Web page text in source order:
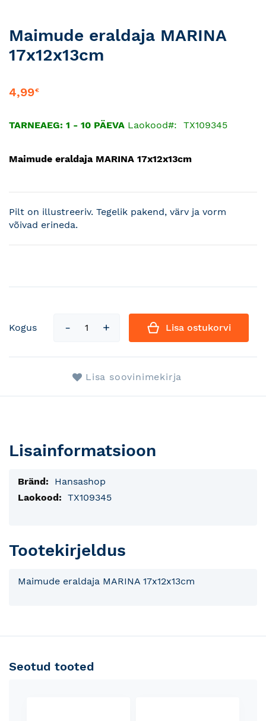
Skip
to
the
the
gallery
Maimude eraldaja MARINA
17x12x13cm
4,99€
TARNEAEG: 1 - 10 PÄEVA Laokood TX109345
Maimude eraldaja MARINA 17x12x13cm
Pilt on illustreeriv. Tegelik pakend, värv ja vorm
võivad erineda.
Kogus Lisa ostukorvi
Lisa soovinimekirja
Lisainformatsioon
Lisainfo
Hansashop
TX109345
Tootekirjeldus
Maimude eraldaja MARINA 17x12x13cm
Seotud tooted